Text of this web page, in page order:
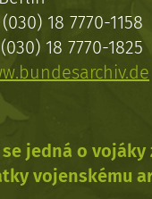
18 7770-1158
18 7770-1825
jedná o
vojenskému